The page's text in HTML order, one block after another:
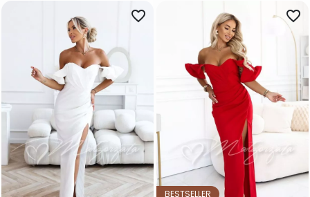
favorite_border
BESTSELLER
favorite_border